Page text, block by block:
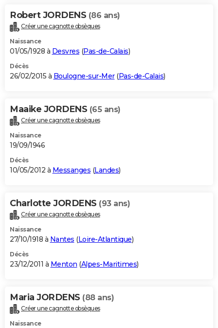
Robert JORDENS (86 ans)
Créer une cagnotte obsèques
Naissance
01/05/1928 à Desvres (Pas-de-Calais)
Décès
26/02/2015 à Boulogne-sur-Mer(Pas-de-Calais)
Maaike JORDENS (65 ans)
Créer une cagnotte obsèques
Naissance
19/09/1946
Décès
10/05/2012 à Messanges (Landes)
Charlotte JORDENS (93 ans)
Créer une cagnotte obsèques
Naissance
27/10/1918 à Nantes (Loire-Atlantique)
Décès
23/12/2011 à Menton (Alpes-Maritimes)
Maria JORDENS (88 ans)
Créer une cagnotte obsèques
Naissance